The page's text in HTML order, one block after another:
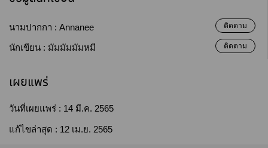
นามปากกา : Annanee ติดตาม
นักเขียน : มัมมัมมัมหมี ติดตาม
เผยแพร่
วันที่เผยแพร่ : 14 มี.ค. 2565
แก้ไขล่าสุด : 12 เม.ย. 2565